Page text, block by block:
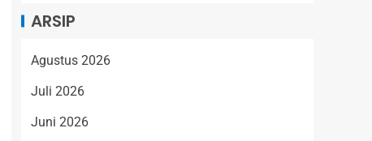
ARSIP
Agustus 2026
Juli 2026
Juni 2026